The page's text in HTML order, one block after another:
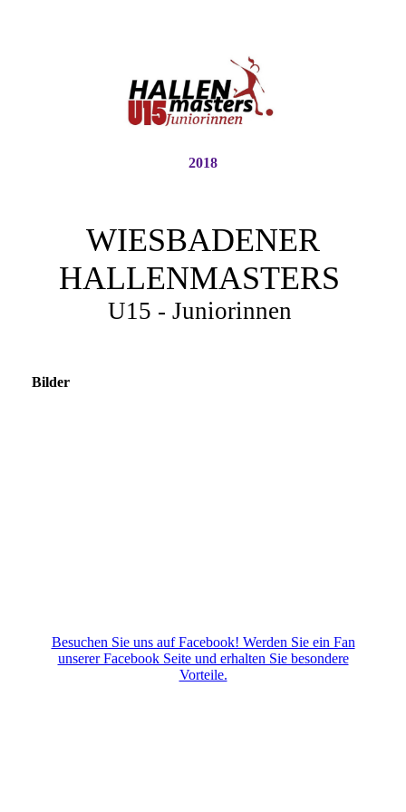
2018
WIESBADENER
HALLENMASTERS
U15 - Juniorinnen
Bilder
Besuchen Sie uns auf Facebook! Werden Sie ein Fan
unserer Facebook Seite und erhalten Sie besondere
Vorteile.